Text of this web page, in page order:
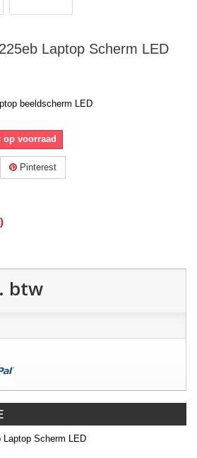
Laptop Scherm LED
beeldscherm LED
voorraad
Pinterest
btw
Laptop Scherm LED